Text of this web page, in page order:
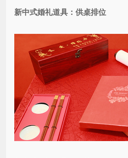
新中式婚礼道具：供桌排位